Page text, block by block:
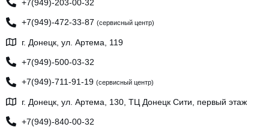
+7(949)-203-00-32
+7(949)-472-33-87(сервисный центр)
г. Донецк, ул. Артема, 119
+7(949)-500-03-32
+7(949)-711-91-19(сервисный центр)
г. Донецк, ул. Артема, 130, ТЦ Донецк Сити, первый этаж
+7(949)-840-00-32